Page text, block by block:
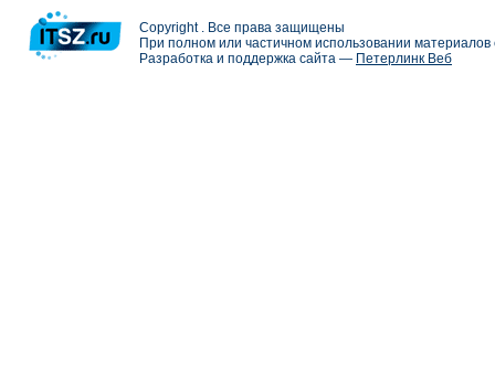
Copyright . Все права защищены
При полном или частичном использовании
Разработка и поддержка сайта — Петерлинк Веб